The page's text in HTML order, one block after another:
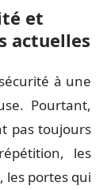
et
actuelles
à une
Pourtant,
pas toujours
les
les portes qui